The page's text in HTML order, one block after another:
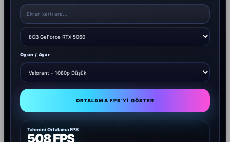
Oyun / Ayar
ORTALAMA FPS'YI GÖSTER
Tahmini Ortalama FPS
508 FPS